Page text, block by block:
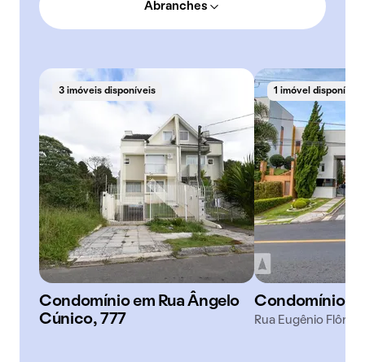
Abranches
3 imóveis disponíveis
Condomínio em Rua Ângelo
Cúnico, 777
1 imóvel disponível
Condomínio
Rua Eugênio Flôr,